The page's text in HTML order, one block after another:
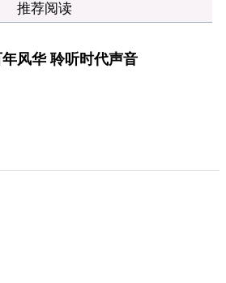
推荐阅读
风华 聆听时代声音